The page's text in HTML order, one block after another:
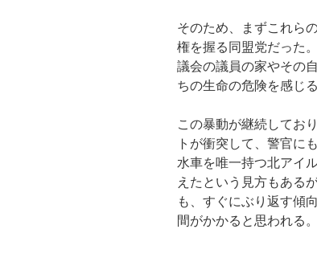
そのため、まずこれら
権を握る同盟党だった
議会の議員の家やその
ちの生命の危険を感じ
この暴動が継続してお
トが衝突して、警官に
水車を唯一持つ北アイ
えたという見方もある
も、すぐにぶり返す傾
間がかかると思われる。